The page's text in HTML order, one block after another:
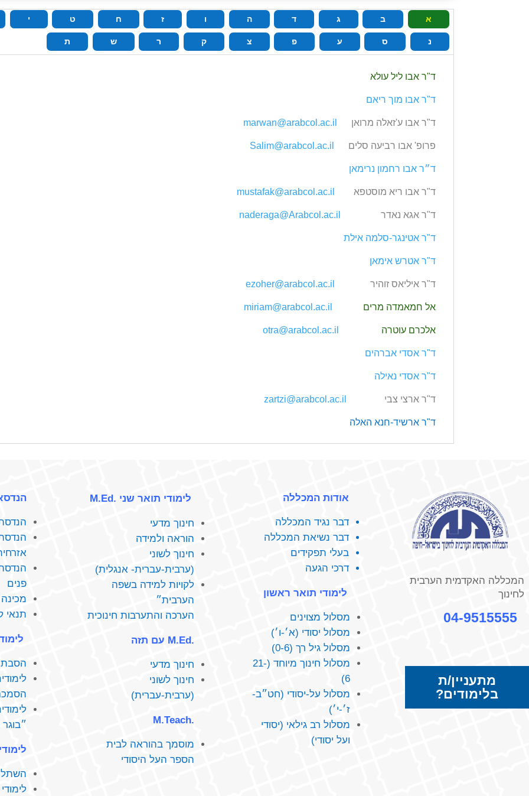
א ב ג ד ה ו ז ח ט י
נ ס ע פ צ ק ר ש ת
ד‭"‬ר אבו‭ ‬ליל עולא
ד"ר אבו‭ ‬מוך ריאם
ד‭"‬ר אבו‭ ‬ע‭'‬זאלה מרואן marwan@arabcol.ac.il
פרופ' אבו‭ ‬רביעה סלים Salim@arabcol.ac.il
ד״ר אבו‭ ‬רחמון נרימאן
ד‭"‬ר אבו‭ ‬ריא מוסטפא mustafak@arabcol.ac.il
ד‭"‬ר אגא נאדר naderaga@Arabcol.ac.il
ד‭"‬ר אטינגר‭-‬סלמה אילת
ד‭"‬ר אטרש אימאן
ד‭"‬ר‭ ‬איליאס‭ ‬זוהיר ezoher@arabcol.ac.il
אל חמאמדה מרים miriam@arabcol.ac.il
אלכרם עוטרה otra@arabcol.ac.il
ד‭"‬ר אסדי אברהים
ד‭"‬ר אסדי נאילה
ד‭"‬ר ארצי צבי zartzi@arabcol.ac.il
ד‭"‬ר ארשיד‭-‬חנא האלה
פנים
מכינה
תנאי
הסבת
לימודי‭ ‬חוץ‭ ‬ופיתוח‭ ‬מקצועי
השתלמויות‭
לימודי‭ ‬תעודה
לימודי תואר שני .M.Ed
חינוך מדעי
הוראה ולמידה
חינוך לשוני
(ערבית-עברית- אנגלית)
לקויות למידה בשפה
הערבית״
הערכה והתערבות חינוכית
.M.Ed עם תזה
חינוך מדעי
חינוך לשוני
(ערבית-עברית)
.M.Teach
מוסמך בהוראה לבית
הספר העל היסודי
אודות המכללה
דבר נגיד המכללה
דבר נשיאת המכללה
בעלי תפקידים
דרכי הגעה
לימודי תואר ראשון
מסלול מצוינים
מסלול יסודי (א׳-ו׳)
מסלול גיל רך (0-6)
מסלול חינוך מיוחד (21-
6)
מסלול על-יסודי (חט״ב-
ז׳-י׳)
מסלול רב גילאי (יסודי
ועל יסודי)
המכללה האקדמית הערבית
לחינוך
04-9515555
מתעניין/ת
בלימודים?